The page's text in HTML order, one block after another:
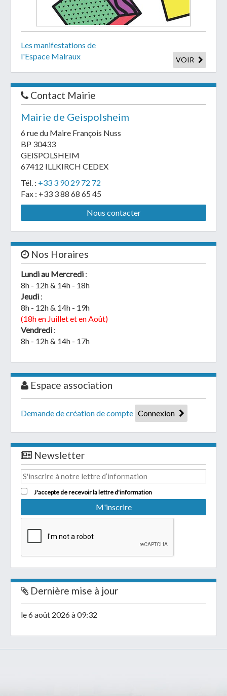
Les manifestations de
l'Espace Malraux
VOIR
Contact Mairie
Mairie de Geispolsheim
6 rue du Maire François Nuss
BP 30433
GEISPOLSHEIM
67412 ILLKIRCH CEDEX
Tél. : +33 3 90 29 72 72
Fax : +33 3 88 68 65 45
Nous contacter
Nos Horaires
Lundi au Mercredi :
8h - 12h & 14h - 18h
Jeudi :
8h - 12h & 14h - 19h
(18h en Juillet et en Août)
Vendredi :
8h - 12h & 14h - 17h
Espace association
Demande de création de compte Connexion
Newsletter
J'accepte de recevoir la lettre d'information
Dernière mise à jour
le 6 août 2026 à 09:32